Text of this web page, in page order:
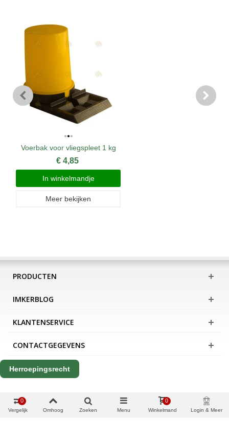
Voerbak voor vliegspleet 1 kg
€ 4,85
In winkelmandje
Meer bekijken
PRODUCTEN
IMKERBLOG
KLANTENSERVICE
CONTACTGEGEVENS
Herroepingsrecht
Vergelijk
0
Omhoog Zoeken Menu Winkelmand
0
Login & Meer